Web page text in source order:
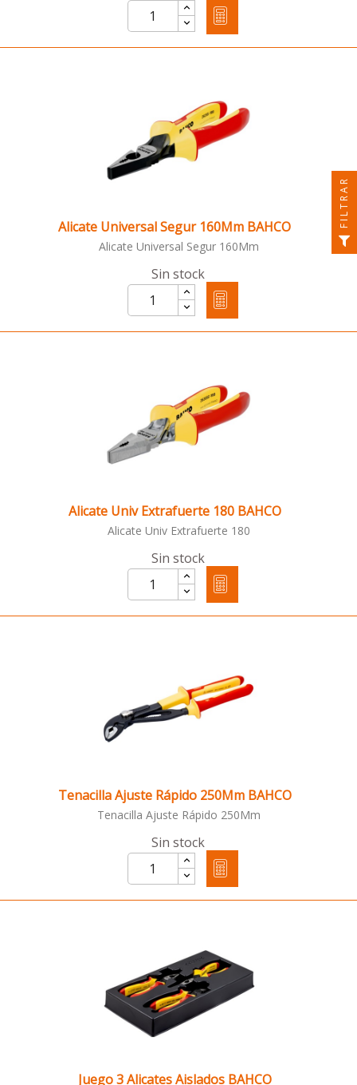
Alicate Universal Segur 160Mm BAHCO
Alicate Universal Segur 160Mm
Sin stock
Alicate Univ Extrafuerte 180 BAHCO
Alicate Univ Extrafuerte 180
Sin stock
Tenacilla Ajuste Rápido 250Mm BAHCO
Tenacilla Ajuste Rápido 250Mm
Sin stock
Juego 3 Alicates Aislados BAHCO
FILTRAR